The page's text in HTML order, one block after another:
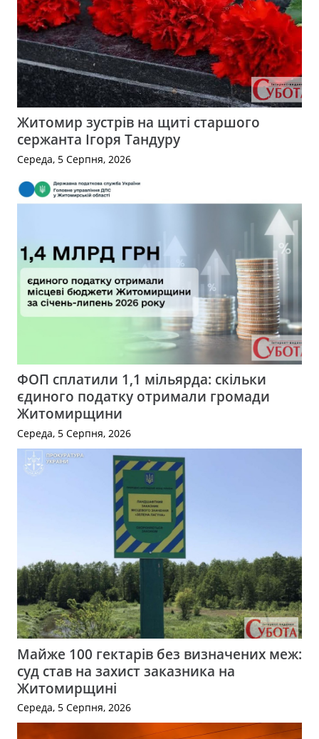
Житомир зустрів на щиті старшого
сержанта Ігоря Тандуру
Середа, 5 Серпня, 2026
ФОП сплатили 1,1 мільярда: скільки
єдиного податку отримали громади
Житомирщини
Середа, 5 Серпня, 2026
Майже 100 гектарів без визначених меж:
суд став на захист заказника на
Житомирщині
Середа, 5 Серпня, 2026